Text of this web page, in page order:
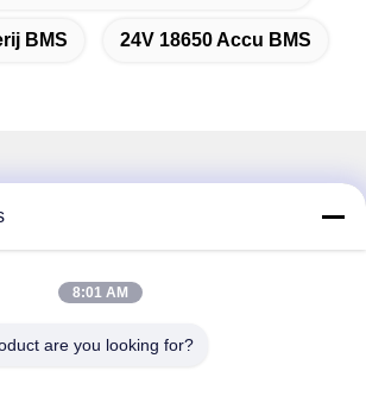
BMS 24V 18650 Accu BMS
verdieping, gebouw G, Guancheng Low
Park, Shangcun Community, Gongming
8:01 AM
are you looking for?